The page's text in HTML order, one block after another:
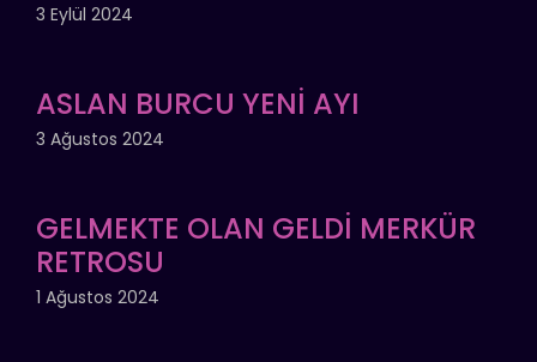
3 Eylül 2024
ASLAN BURCU YENİ AYI
3 Ağustos 2024
GELMEKTE OLAN GELDİ MERKÜR
RETROSU
1 Ağustos 2024